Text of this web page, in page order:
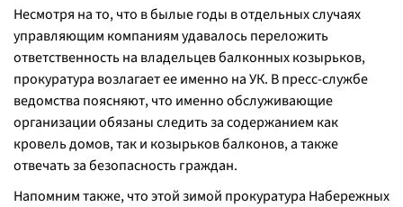
Несмотря на то, что в былые годы в отдельных случаях
управляющим компаниям удавалось переложить
ответственность на владельцев балконных козырьков,
прокуратура возлагает ее именно на УК. В пресс-службе
ведомства поясняют, что именно обслуживающие
организации обязаны следить за содержанием как
кровель домов, так и козырьков балконов, а также
отвечать за безопасность граждан.
Напомним также, что этой зимой прокуратура Набережных